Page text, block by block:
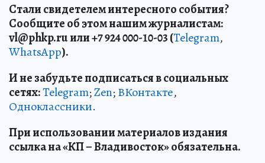
Стали свидетелем интересного события?
Сообщите об этом нашим журналистам:
vl@phkp.ruили +7 924 000-10-03 (Telegram,
WhatsApp).
И не забудьте подписаться в социальных
сетях:Telegram;Zen;ВКонтакте,
Одноклассники.
При использовании материалов издания
ссылка на «КП – Владивосток» обязательна.